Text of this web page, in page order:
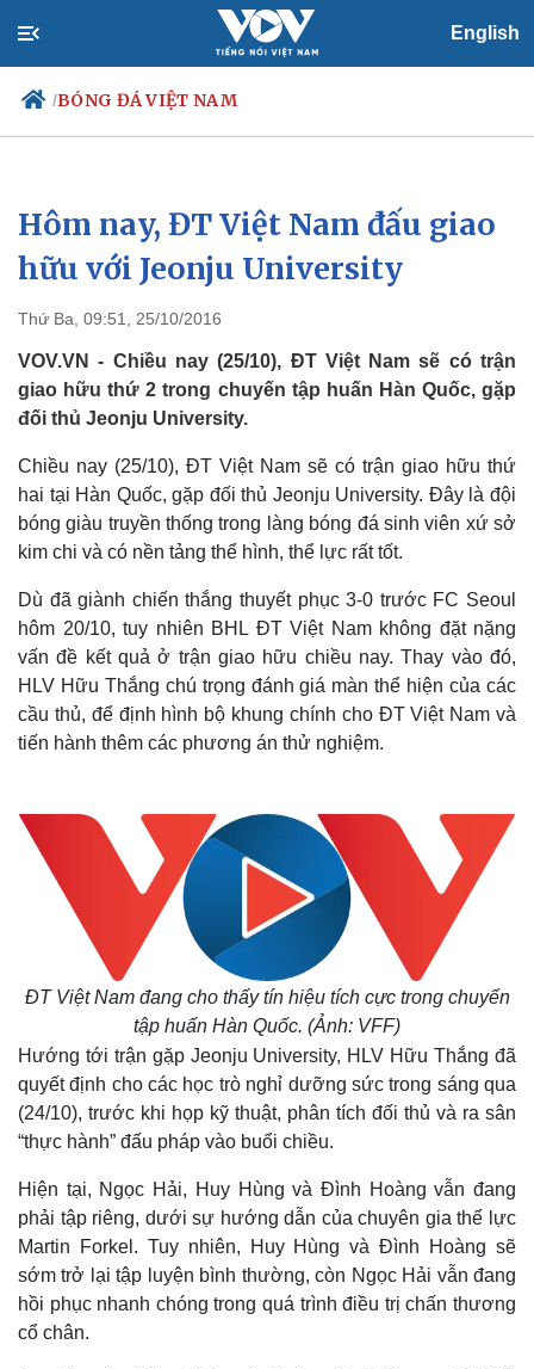
English
/BÓNG ĐÁ VIỆT NAM
Chính trị
Đảng
Tổ chức nhân sự
Nhận diện sự thật
Xã hội
Tin 24h
Dự báo thời tiết
Việc làm
Biển đảo
Thế giới
Quan sát
Cuộc sống đó đây
Multimedia
Video
Ảnh
Infographic
Hôm nay, ĐT Việt Nam đấu giao
hữu với Jeonju University
Thứ Ba, 09:51, 25/10/2016
VOV.VN - Chiều nay (25/10), ĐT Việt Nam sẽ có trận
giao hữu thứ 2 trong chuyến tập huấn Hàn Quốc, gặp
đối thủ Jeonju University.
Chiều nay (25/10), ĐT Việt Nam sẽ có trận giao hữu thứ
hai tại Hàn Quốc, gặp đối thủ Jeonju University. Đây là đội
bóng giàu truyền thống trong làng bóng đá sinh viên xứ sở
kim chi và có nền tảng thể hình, thể lực rất tốt.
Dù đã giành chiến thắng thuyết phục 3-0 trước FC Seoul
hôm 20/10, tuy nhiên BHL ĐT Việt Nam không đặt nặng
vấn đề kết quả ở trận giao hữu chiều nay. Thay vào đó,
HLV Hữu Thắng chú trọng đánh giá màn thể hiện của các
cầu thủ, để định hình bộ khung chính cho ĐT Việt Nam và
tiến hành thêm các phương án thử nghiệm.
ĐT Việt Nam đang cho thấy tín hiệu tích cực trong chuyến
tập huấn Hàn Quốc. (Ảnh: VFF)
Hướng tới trận gặp Jeonju University, HLV Hữu Thắng đã
quyết định cho các học trò nghỉ dưỡng sức trong sáng qua
(24/10), trước khi họp kỹ thuật, phân tích đối thủ và ra sân
“thực hành” đấu pháp vào buổi chiều.
Hiện tại, Ngọc Hải, Huy Hùng và Đình Hoàng vẫn đang
phải tập riêng, dưới sự hướng dẫn của chuyên gia thể lực
Martin Forkel. Tuy nhiên, Huy Hùng và Đình Hoàng sẽ
sớm trở lại tập luyện bình thường, còn Ngọc Hải vẫn đang
hồi phục nhanh chóng trong quá trình điều trị chấn thương
cổ chân.